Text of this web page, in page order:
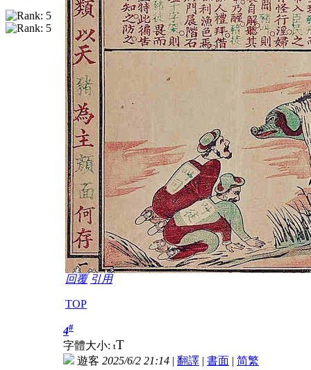
回覆 引用
TOP
4#
字體大小: tT
遊客 2025/6/2 21:14 | 翻譯 | 書面 | 简繁